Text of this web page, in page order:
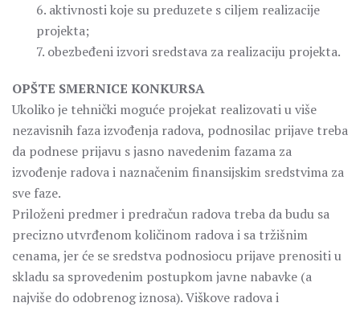
6. aktivnosti koje su preduzete s ciljem realizacije
projekta;
7. obezbeđeni izvori sredstava za realizaciju projekta.
OPŠTE SMERNICE KONKURSA
Ukoliko je tehnički moguće projekat realizovati u više
nezavisnih faza izvođenja radova, podnosilac prijave treba
da podnese prijavu s jasno navedenim fazama za
izvođenje radova i naznačenim finansijskim sredstvima za
sve faze.
Priloženi predmer i predračun radova treba da budu sa
precizno utvrđenom količinom radova i sa tržišnim
cenama, jer će se sredstva podnosiocu prijave prenositi u
skladu sa sprovedenim postupkom javne nabavke (a
najviše do odobrenog iznosa). Viškove radova i